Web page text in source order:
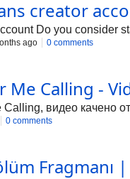
creator
Do you consider
ago 0 comments
Me Calling -
Calling, видео качено
0 comments